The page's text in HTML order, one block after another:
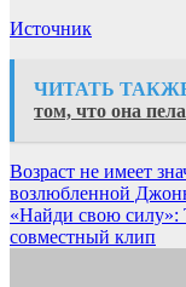
Источник
ЧИТАТЬ
том, что она
Навигация
по
записям
Возраст не имеет
возлюбленной
«Найди свою силу»:
совместный клип